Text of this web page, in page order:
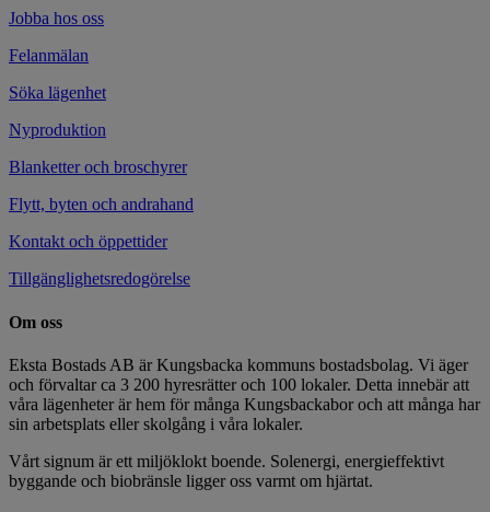
Jobba hos oss
Felanmälan
Söka lägenhet
Nyproduktion
Blanketter och broschyrer
Flytt, byten och andrahand
Kontakt och öppettider
Tillgänglighetsredogörelse
Om oss
Eksta Bostads AB är Kungsbacka kommuns bostadsbolag. Vi äger
och förvaltar ca 3 200 hyresrätter och 100 lokaler. Detta innebär att
våra lägenheter är hem för många Kungsbackabor och att många har
sin arbetsplats eller skolgång i våra lokaler.
Vårt signum är ett miljöklokt boende. Solenergi, energieffektivt
byggande och biobränsle ligger oss varmt om hjärtat.